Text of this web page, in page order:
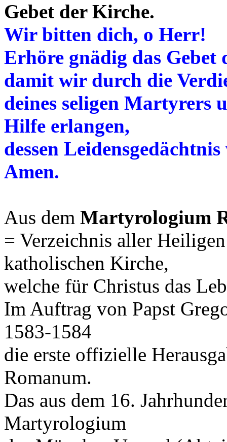
Gebet der Kirche.
Wir bitten dich, o Herr!
Erhöre gnädig das Gebet
damit wir durch die
deines seligen Martyrers
Hilfe erlangen,
dessen
Amen.
Aus dem Martyrologium
= Verzeichnis aller
katholischen Kirche,
welche für Christus das
Im Auftrag von Papst
1583-1584
die erste offizielle
Romanum.
Das aus dem 16.
Martyrologium